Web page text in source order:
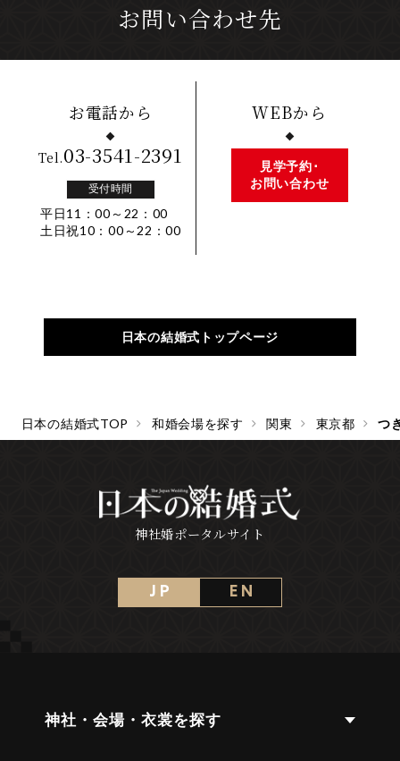
日本の結婚式TOP 和婚会場を探す 関東 東京都 つ
お問い合わせ先
お電話から
Tel.03-3541-2391
受付時間
平日11：00～22：00
土日祝10：00～22：00
WEBから
見学予約･
お問い合わせ
日本の結婚式トップページ
神社婚ポータルサイト
J P E N
神社・会場・衣裳を探す